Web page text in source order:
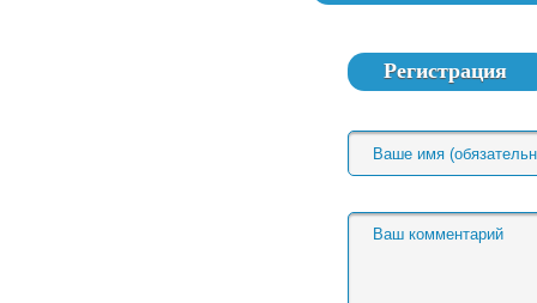
Регистрация